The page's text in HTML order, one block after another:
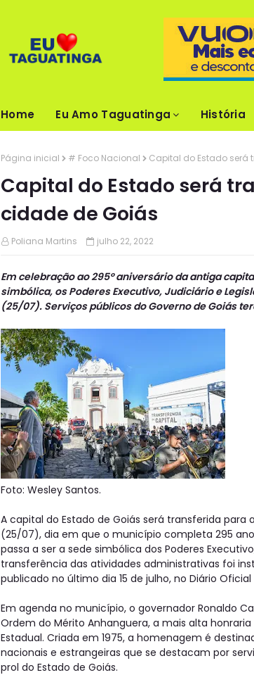
Home Eu Amo Taguatinga História
Página inicial # Foco Nacional Capital do Estado será
Capital do Estado será
cidade de Goiás
Poliana Martins julho 22, 2022
Em celebração ao 295º aniversário da antiga
simbólica, os Poderes Executivo, Judiciário e
(25/07). Serviços públicos do Governo de Goiás
Foto: Wesley Santos.
A capital do Estado de Goiás será transferida
(25/07), dia em que o município completa 295
passa a ser a sede simbólica dos Poderes
transferência das atividades administrativas foi
publicado no último dia 15 de julho, no Diário Oficial
Em agenda no município, o governador Ronaldo
Ordem do Mérito Anhanguera, a mais alta
Estadual. Criada em 1975, a homenagem é
nacionais e estrangeiras que se destacam por
prol do Estado de Goiás.